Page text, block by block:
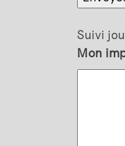
Suivi
Mon